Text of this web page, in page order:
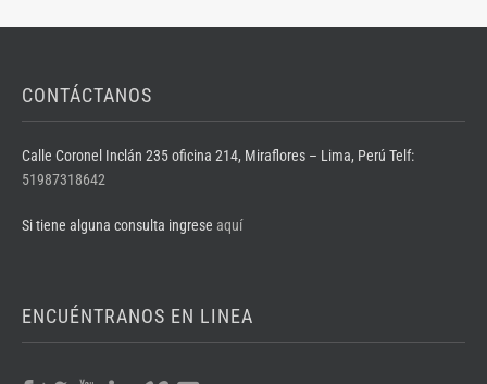
CONTÁCTANOS
Calle Coronel Inclán 235 oficina 214, Miraflores – Lima, Perú Telf:
51987318642
Si tiene alguna consulta ingrese aquí
ENCUÉNTRANOS EN LINEA